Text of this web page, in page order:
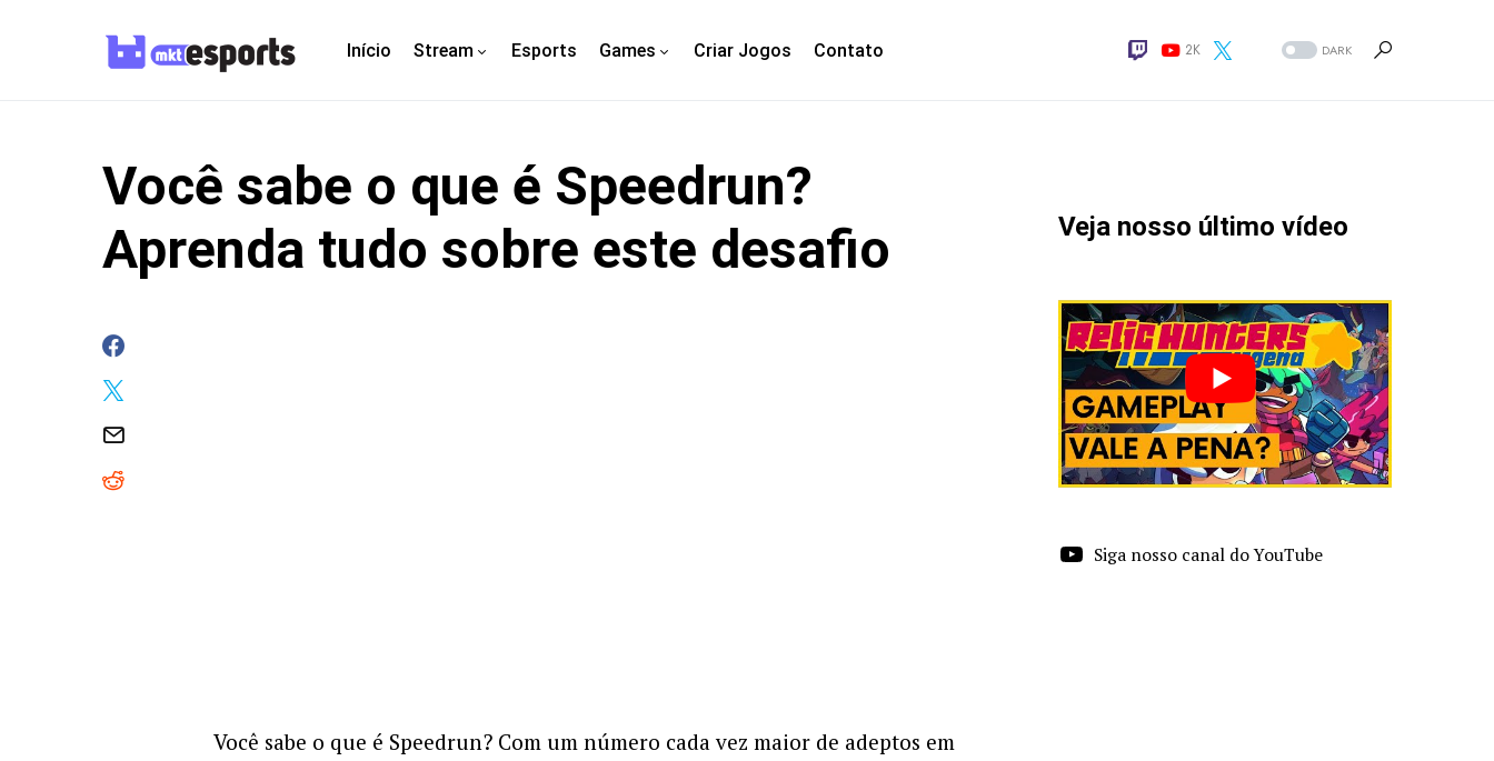
Início Stream Esports Games Criar Jogos Contato 2K DARK
Você sabe o que é Speedrun?
Aprenda tudo sobre este desafio
Você sabe o que é Speedrun? Com um número cada vez maior de adeptos em
Veja nosso último vídeo
Siga nosso canal do YouTube